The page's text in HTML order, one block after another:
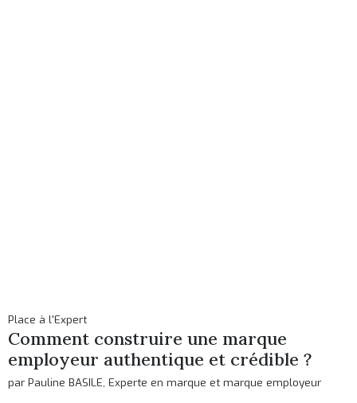
Place à l'Expert
Comment construire une marque
employeur authentique et crédible ?
par Pauline BASILE, Experte en marque et marque employeur